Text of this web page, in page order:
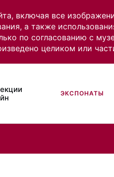
включая все
а также
по согласованию с
целиком или
ЭКСПОНАТЫ